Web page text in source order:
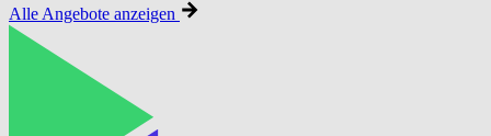
Alle Angebote anzeigen